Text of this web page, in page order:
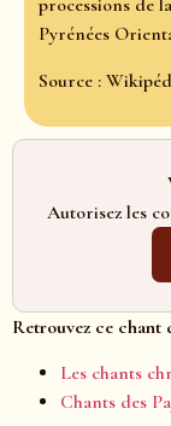
processions de
Pyrénées
Source :
Autorisez les
Retrouvez ce chant
Les chants
Chants des